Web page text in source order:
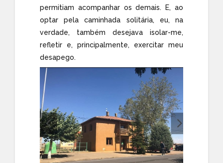
permitiam acompanhar os demais. E, ao
optar pela caminhada solitária, eu, na
verdade, também desejava isolar-me,
refletir e, principalmente, exercitar meu
desapego.